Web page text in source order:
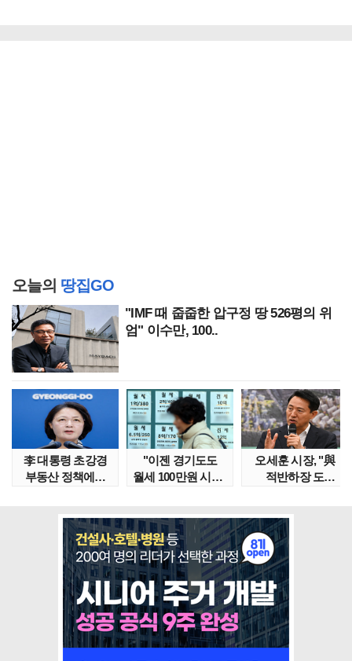
오늘의 땅집GO
"IMF 때 줍줍한 압구정 땅 526평의 위
엄" 이수만, 100..
李 대통령 초강경
부동산 정책에…
"이젠 경기도도
월세 100만원 시대"
오세훈 시장, "與
적반하장 도